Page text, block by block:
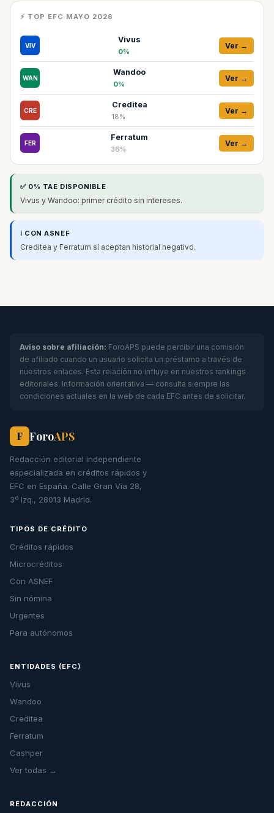
⚡ TOP EFC MAYO 2026
VIV
Vivus
0%
Ver →
WAN
Wandoo
0%
Ver →
CRE
Creditea
18%
Ver →
FER
Ferratum
36%
Ver →
✅ 0% TAE DISPONIBLE
Vivus y Wandoo: primer crédito sin intereses.
ℹ️ CON ASNEF
Creditea y Ferratum sí aceptan historial negativo.
Aviso sobre afiliación: ForoAPS puede percibir una comisión
de afiliado cuando un usuario solicita un préstamo a través de
nuestros enlaces. Esta relación no influye en nuestros rankings
editoriales. Información orientativa — consulta siempre las
condiciones actuales en la web de cada EFC antes de solicitar.
F ForoAPS
Redacción editorial independiente
especializada en créditos rápidos y
EFC en España. Calle Gran Vía 28,
3º Izq., 28013 Madrid.
TIPOS DE CRÉDITO
Créditos rápidos
Microcréditos
Con ASNEF
Sin nómina
Urgentes
Para autónomos
ENTIDADES (EFC)
Vivus
Wandoo
Creditea
Ferratum
Cashper
Ver todas →
REDACCIÓN